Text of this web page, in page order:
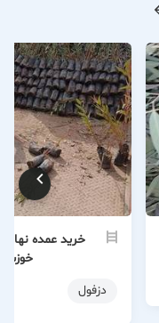
خرید عمده نهال
دزفول